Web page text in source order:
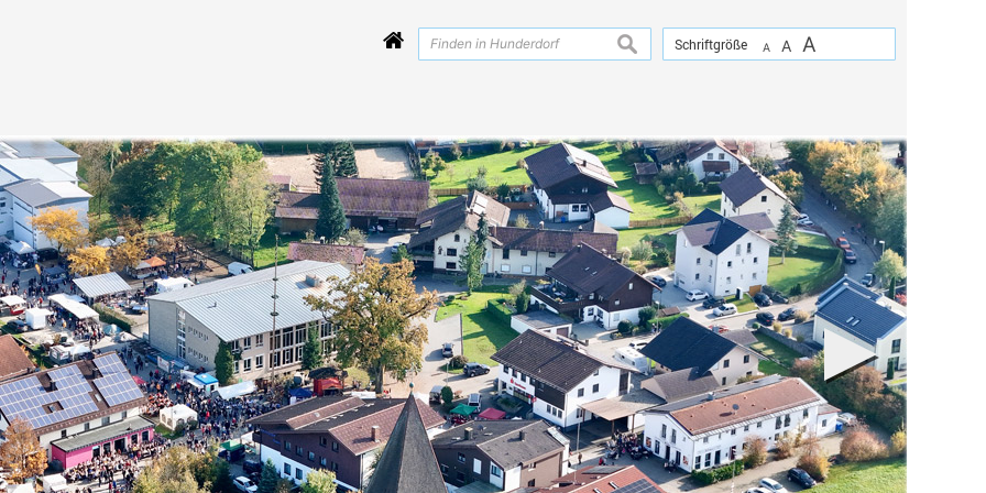
Schriftgröße A A A
suchen